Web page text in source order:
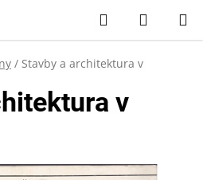
Hledat
KOŠÍK
/ Stavby a architektura v
v